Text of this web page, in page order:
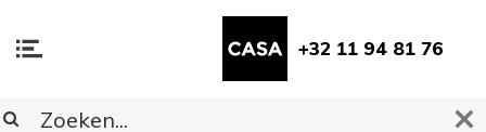
+32 11 94 81 76